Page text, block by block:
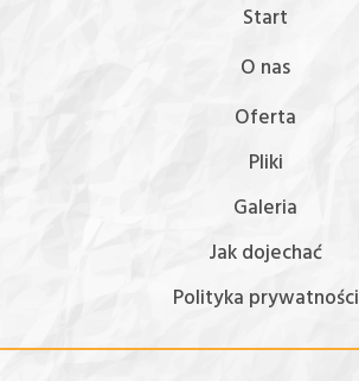
Start
O nas
Oferta
Pliki
Galeria
Jak dojechać
Polityka prywatności